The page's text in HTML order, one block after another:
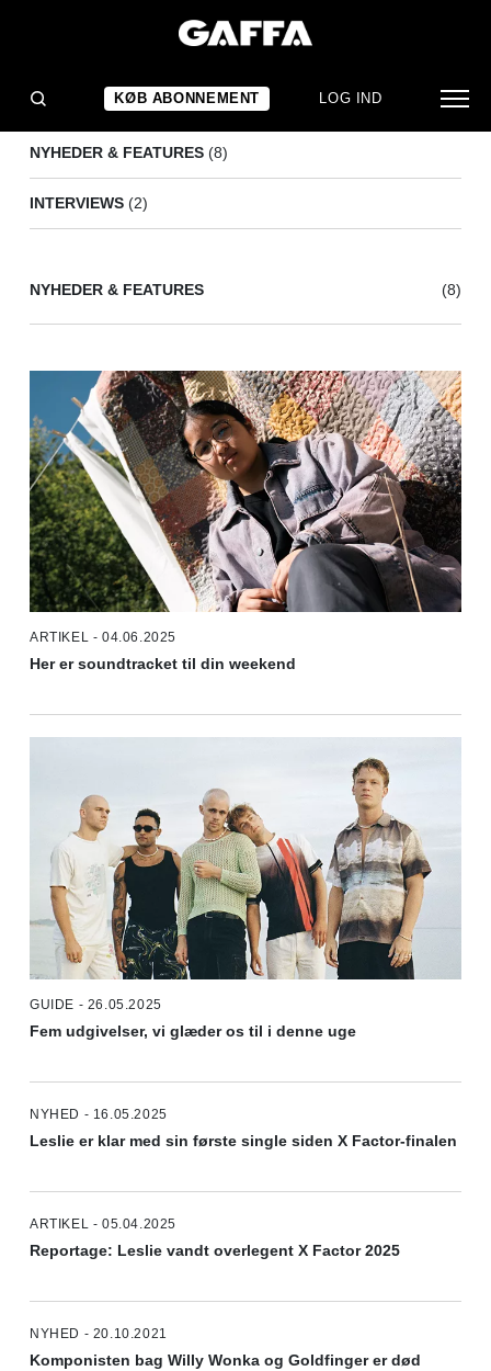
KØB ABONNEMENT LOG IND
NYHEDER & FEATURES (8)
INTERVIEWS (2)
NYHEDER & FEATURES (8)
ARTIKEL - 04.06.2025
Her er soundtracket til din weekend
GUIDE - 26.05.2025
Fem udgivelser, vi glæder os til i denne uge
NYHED - 16.05.2025
Leslie er klar med sin første single siden X Factor-finalen
ARTIKEL - 05.04.2025
Reportage: Leslie vandt overlegent X Factor 2025
NYHED - 20.10.2021
Komponisten bag Willy Wonka og Goldfinger er død